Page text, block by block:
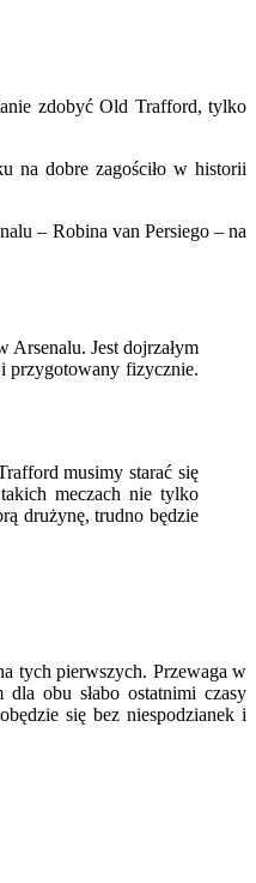
zdobyć Old Trafford, tylko
na dobre zagościło w historii
– Robina van Persiego – na
Jest dojrzałym
przygotowany fizycznie.
musimy starać się
meczach nie tylko
drużynę, trudno będzie
tych pierwszych. Przewaga w
obu słabo ostatnimi czasy
się bez niespodzianek i